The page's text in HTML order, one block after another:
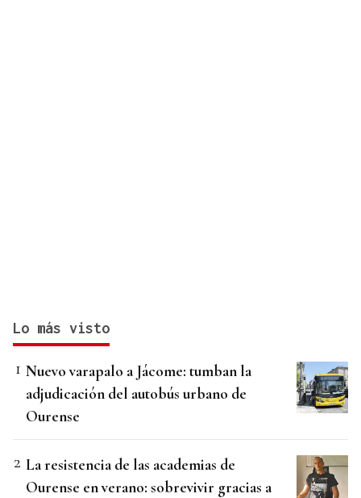
Lo más visto
Nuevo varapalo a Jácome: tumban la
adjudicación del autobús urbano de
Ourense
La resistencia de las academias de
Ourense en verano: sobrevivir gracias a